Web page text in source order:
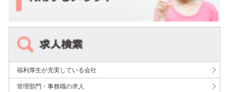
福利厚生が充実している会社
管理部門・事務職の求人